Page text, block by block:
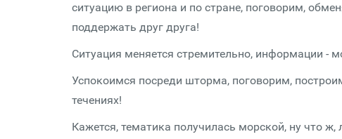
ситуацию в региона и по стране, поговорим,
поддержать друг друга!
Ситуация меняется стремительно, информации -
Успокоимся посреди шторма, поговорим,
течениях!
Кажется, тематика получилась морской, ну что